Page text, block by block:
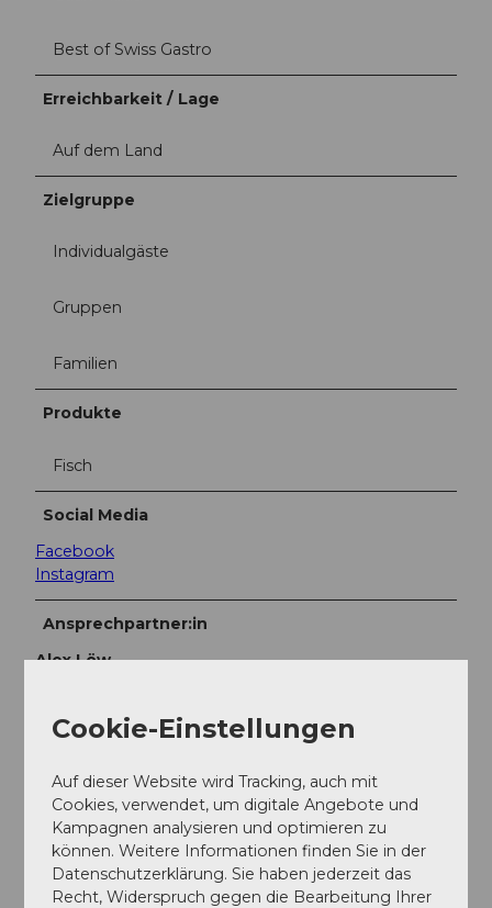
Best of Swiss Gastro
Erreichbarkeit / Lage
Auf dem Land
Zielgruppe
Individualgäste
Gruppen
Familien
Produkte
Fisch
Social Media
Facebook
Instagram
Ansprechpartner:in
Alex Löw
Kantonsstrasse
6102
Malters
+41 (0)41 498 07 07
info@tailormade-hotels.com
Website
Cookie-Einstellungen
Auf dieser Website wird Tracking, auch mit
Cookies, verwendet, um digitale Angebote und
Kampagnen analysieren und optimieren zu
können. Weitere Informationen finden Sie in der
Datenschutzerklärung. Sie haben jederzeit das
Recht, Widerspruch gegen die Bearbeitung Ihrer